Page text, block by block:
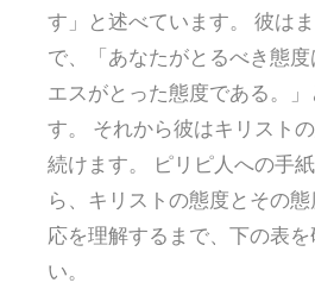
す」と述べています。 彼は
で、「あなたがとるべき態
エスがとった態度である。
す。 それから彼はキリスト
続けます。 ピリピ人への手
ら、キリストの態度とその
応を理解するまで、下の表
い。